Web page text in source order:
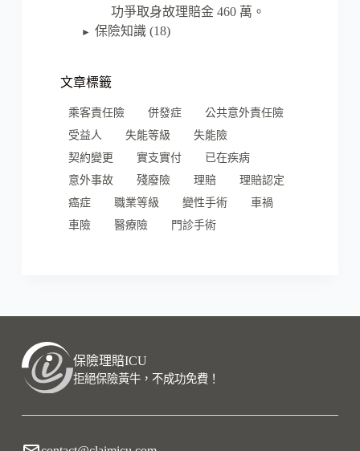
功爭取身故理賠金 460 萬。
► 保險知識 (18)
文章標籤
乘客責任險 併發症
公共意外責任險
受益人
失能等級
失能險
契約變更
實支實付
已在疾病
意外事故
殘廢險 理賠
理賠認定
癌症
職業等級 變性手術
車禍
車險
醫療險 門診手術
保險理賠ICU
拒絕保險黃牛，不成功免費！